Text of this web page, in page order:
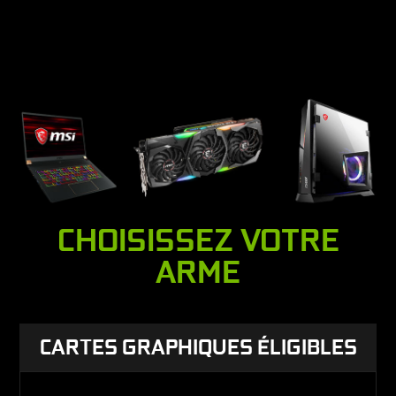
CHOISISSEZ VOTRE
ARME
CARTES GRAPHIQUES ÉLIGIBLES